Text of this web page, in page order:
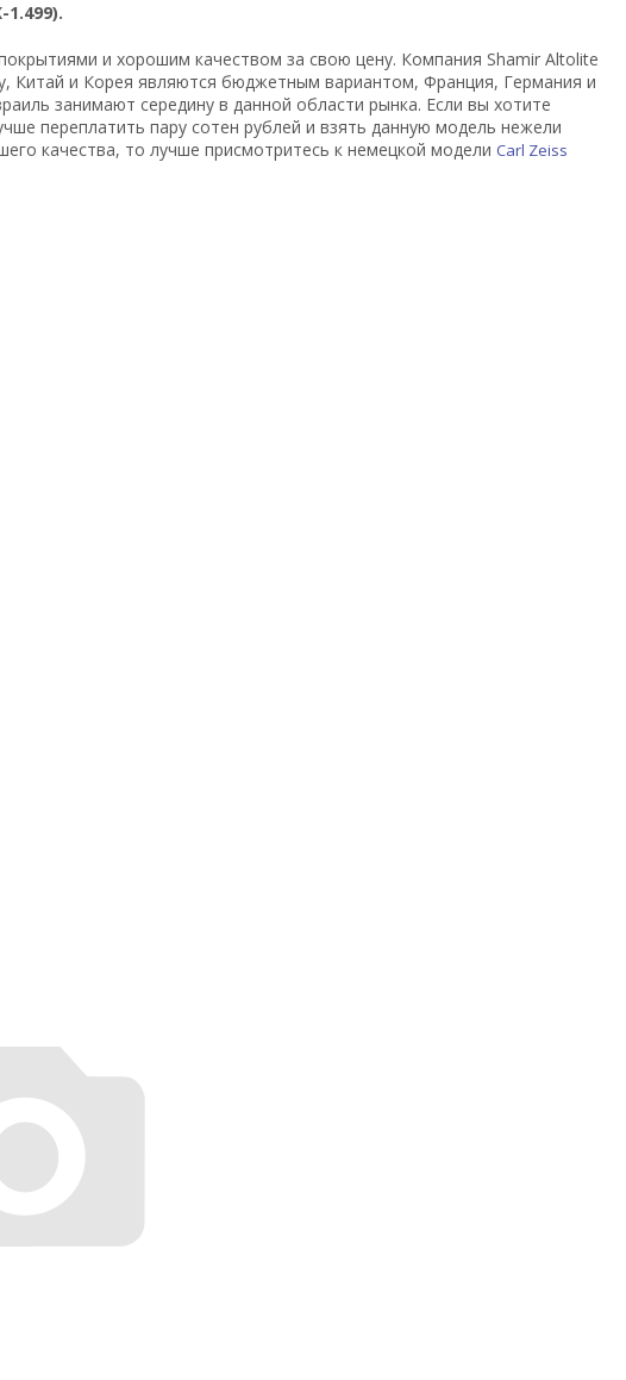
и хорошим качеством за свою цену. Компания Shamir Altolite
Китай и Корея являются бюджетным вариантом, Франция, Германия и
занимают середину в данной области рынка. Если вы хотите
переплатить пару сотен рублей и взять данную модель нежели
качества, то лучше присмотритесь к немецкой модели Carl Zeiss